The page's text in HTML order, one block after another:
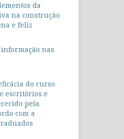
da
na construção
e feliz
nas
do curso
escritórios e
pela
com a